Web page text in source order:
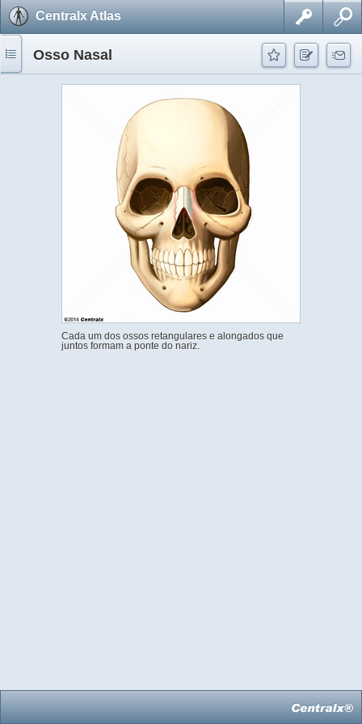
Centralx Atlas
Osso Nasal
Cada um dos ossos retangulares e alongados que
juntos formam a ponte do nariz.